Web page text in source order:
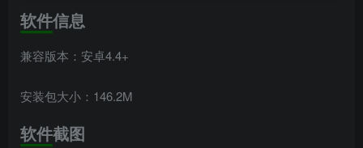
软件信息
兼容版本：安卓4.4+
安装包大小：146.2M
软件截图